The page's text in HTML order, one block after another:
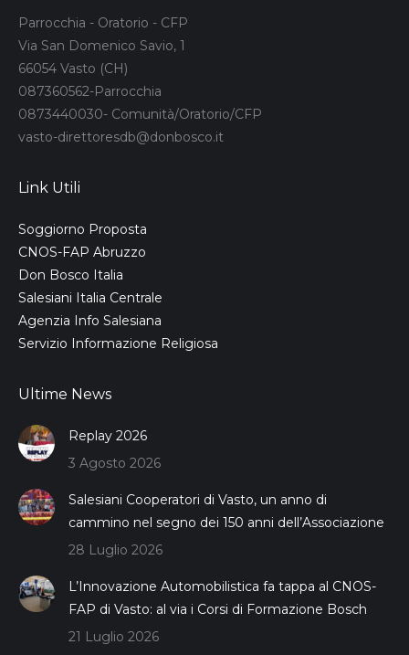
Parrocchia - Oratorio - CFP
Via San Domenico Savio, 1
66054 Vasto (CH)
087360562-Parrocchia
0873440030- Comunità/Oratorio/CFP
vasto-direttoresdb@donbosco.it
Link Utili
Soggiorno Proposta
CNOS-FAP Abruzzo
Don Bosco Italia
Salesiani Italia Centrale
Agenzia Info Salesiana
Servizio Informazione Religiosa
Ultime News
Replay 2026
3 Agosto 2026
Salesiani Cooperatori di Vasto, un anno di
cammino nel segno dei 150 anni dell’Associazione
28 Luglio 2026
L’Innovazione Automobilistica fa tappa al CNOS-
FAP di Vasto: al via i Corsi di Formazione Bosch
21 Luglio 2026